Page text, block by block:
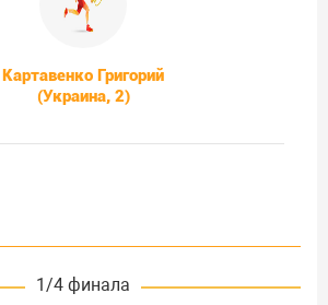
Картавенко Григорий
(Украина, 2)
1/4 финала